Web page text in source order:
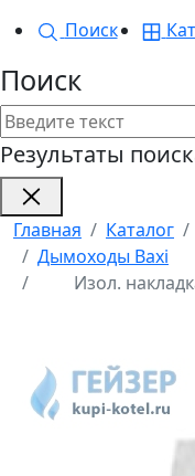
Поиск
Поиск
Результаты
Главная Каталог
Дымоходы Baxi
Изол.